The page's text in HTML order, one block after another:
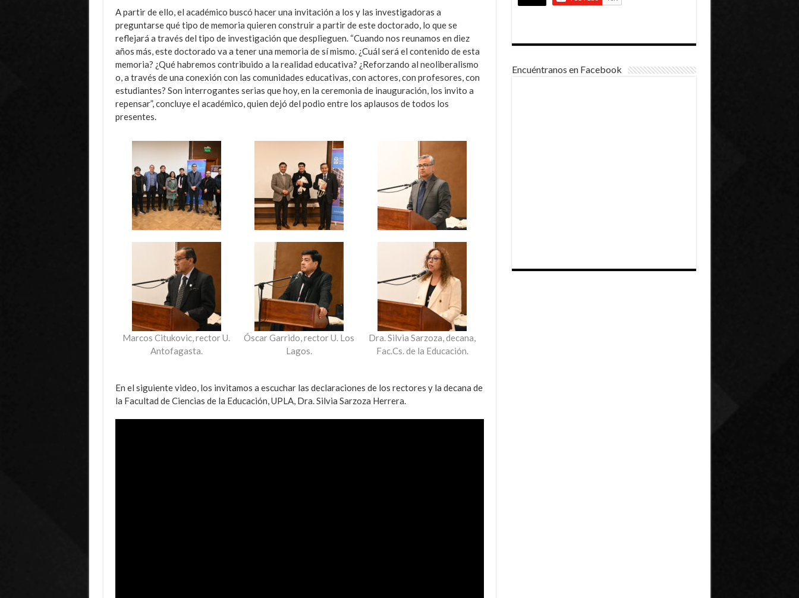
A partir de ello, el académico buscó hacer una invitación a los y las investigadoras a
preguntarse qué tipo de memoria quieren construir a partir de este doctorado, lo que se
reflejará a través del tipo de investigación que desplieguen. “Cuando nos reunamos en diez
años más, este doctorado va a tener una memoria de sí mismo. ¿Cuál será el contenido de esta
memoria? ¿Qué habremos contribuido a la realidad educativa? ¿Reforzando al neoliberalismo
o, a través de una conexión con las comunidades educativas, con actores, con profesores, con
estudiantes? Son interrogantes serias que hoy, en la ceremonia de inauguración, los invito a
repensar”, concluye el académico, quien dejó del podio entre los aplausos de todos los
presentes.
Marcos Citukovic, rector U.
Antofagasta.
Óscar Garrido, rector U. Los
Lagos.
Dra. Silvia Sarzoza, decana,
Fac.Cs. de la Educación.
En el siguiente video, los invitamos a escuchar las declaraciones de los rectores y la decana de
la Facultad de Ciencias de la Educación, UPLA, Dra. Silvia Sarzoza Herrera.
Encuéntranos en Facebook